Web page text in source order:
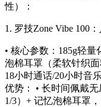
性）：
1. 罗技Zone Vibe 100
• 核心参数：185g轻
泡棉耳罩（柔软针织面
18小时通话/20小时音
优势： • 长时间佩戴
1/3）+ 记忆泡棉耳罩